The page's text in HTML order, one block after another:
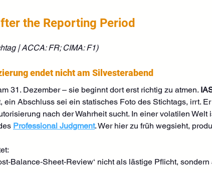
the Reporting Period
| ACCA: FR; CIMA: F1)
endet nicht am Silvesterabend
31. Dezember – sie beginnt dort erst richtig zu atmen.
ein Abschluss sei ein statisches Foto des Stichtags, irrt.
nach der Wahrheit sucht. In einer volatilen
Professional Judgment. Wer hier zu früh wegsieht,
nicht als lästige Pflicht, sondern